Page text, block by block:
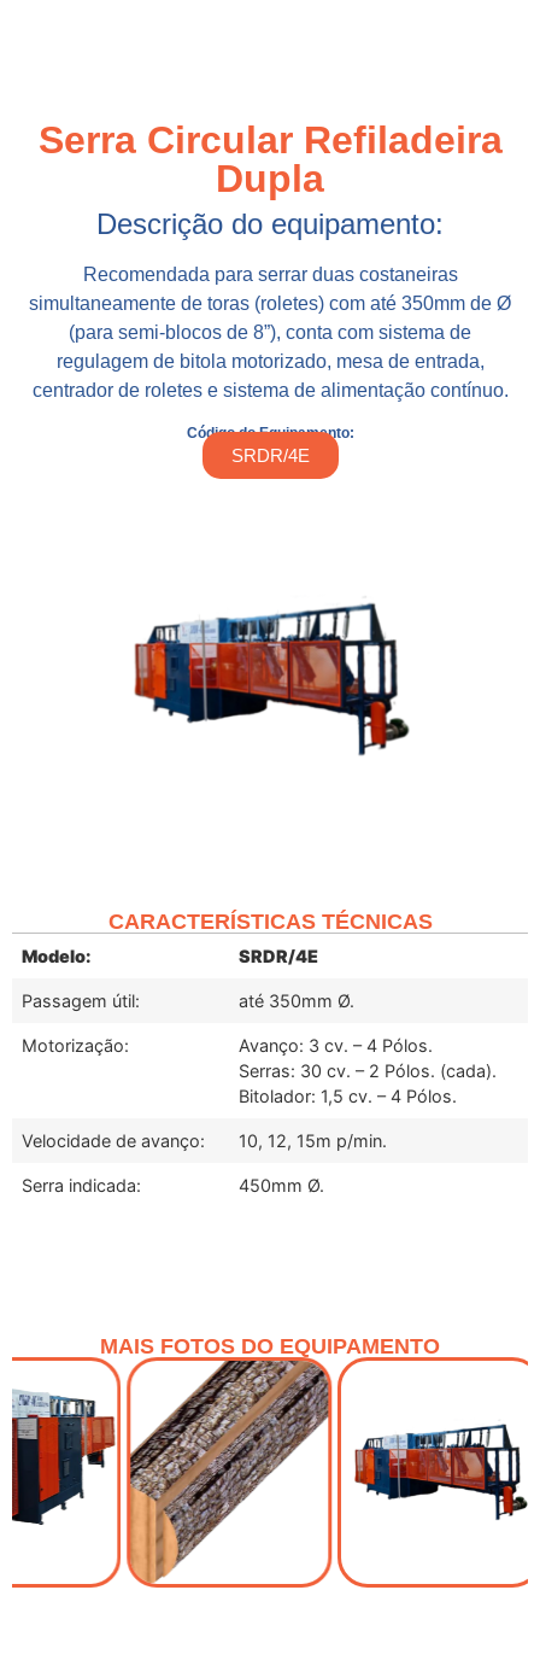
Serra Circular Refiladeira
Dupla
Descrição do equipamento:
Recomendada para serrar duas costaneiras
simultaneamente de toras (roletes) com até 350mm de Ø
(para semi-blocos de 8”), conta com sistema de
regulagem de bitola motorizado, mesa de entrada,
centrador de roletes e sistema de alimentação contínuo.
Código do Equipamento:
SRDR/4E
CARACTERÍSTICAS TÉCNICAS
Modelo: SRDR/4E
Passagem útil: até 350mm Ø.
Motorização:
Avanço: 3 cv. – 4 Pólos.
Serras: 30 cv. – 2 Pólos. (cada).
Bitolador: 1,5 cv. – 4 Pólos.
Velocidade de avanço: 10, 12, 15m p/min.
Serra indicada: 450mm Ø.
MAIS FOTOS DO EQUIPAMENTO